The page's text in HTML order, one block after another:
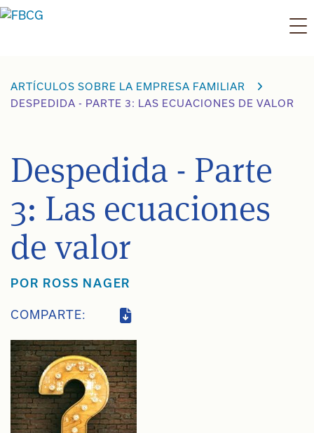
Ir
ARTÍCULOS SOBRE LA EMPRESA FAMILIAR
DESPEDIDA - PARTE 3: LAS ECUACIONES DE VALOR
Despedida - Parte
3: Las ecuaciones
de valor
POR ROSS NAGER
COMPARTE: